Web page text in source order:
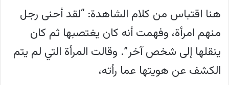
هنا اقتباس من كلام الشاهدة: “لقد أحنى رجل
منهم امرأة، وفهمت أنه كان يغتصبها ثم كان
ينقلها إلى شخص آخر”. وقالت المرأة التي لم يتم
الكشف عن هويتها عما رأته،